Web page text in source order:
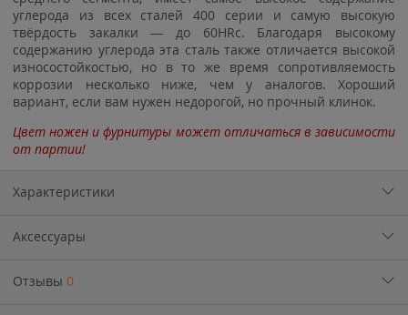
углерода из всех сталей 400 серии и самую высокую
твёрдость закалки — до 60HRc. Благодаря высокому
содержанию углерода эта сталь также отличается высокой
износостойкостью, но в то же время сопротивляемость
коррозии несколько ниже, чем у аналогов. Хороший
вариант, если вам нужен недорогой, но прочный клинок.
Цвет ножен и фурнитуры может отличаться в зависимости
от партии!
Характеристики
Аксессуары
Отзывы 0